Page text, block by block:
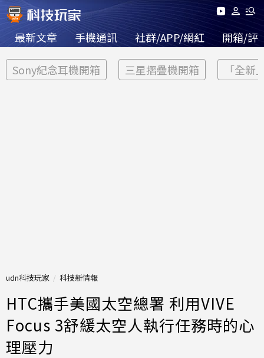
最新文章 手機通訊 社群/APP/網紅 開箱/評
Sony紀念耳機開箱 三星摺疊機開箱 「全新
udn科技玩家 科技新情報
HTC攜手美國太空總署 利用VIVE
Focus 3舒緩太空人執行任務時的心
理壓力